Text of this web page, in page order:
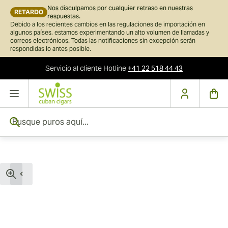
RETARDO
Nos disculpamos por cualquier retraso en nuestras
respuestas.
Debido a los recientes cambios en las regulaciones de importación en
algunos países, estamos experimentando un alto volumen de llamadas y
correos electrónicos. Todas las notificaciones sin excepción serán
respondidas lo antes posible.
Servicio al cliente Hotline+41 22 518 44 43